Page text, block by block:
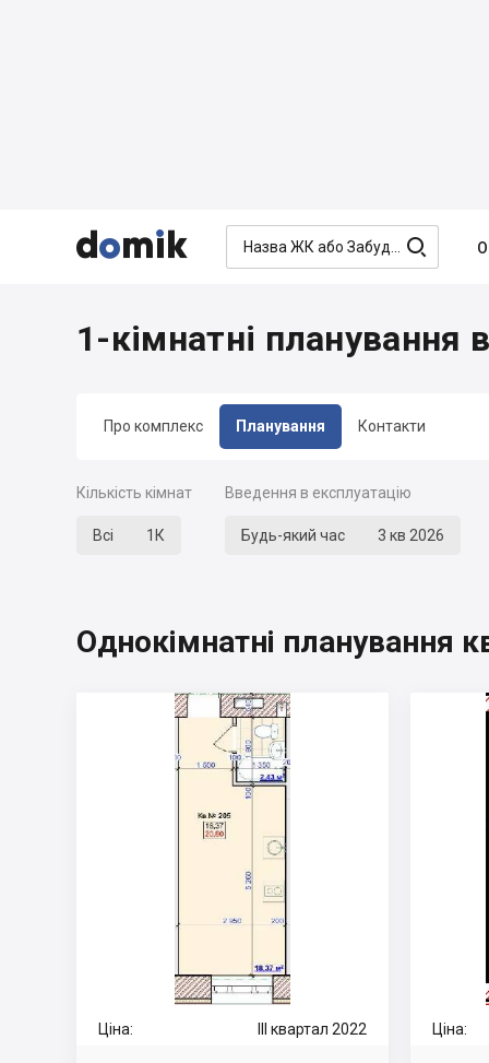


 
Про комплекс Планування Контакти
1-кімнатні
Кількість кімнат
Всі 1К
Введення в експлуатацію
Будь-який час 3 кв 2026
Однокімнатні планування
Ціна: III квартал 2022 Ціна: